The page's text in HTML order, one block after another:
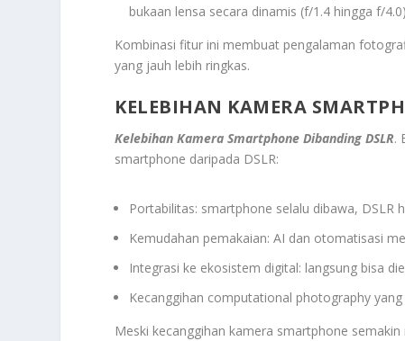
bukaan lensa secara dinamis (f/1.4 hingga f/
Kombinasi fitur ini membuat pengalaman
yang jauh lebih ringkas.
KELEBIHAN KAMERA
Kelebihan Kamera Smartphone Dibanding DSLR.
smartphone daripada DSLR:
Portabilitas: smartphone selalu dibawa, DSLR
Kemudahan pemakaian: AI dan otomatisasi
Integrasi ke ekosistem digital: langsung bisa
Kecanggihan computational photography
Meski kecanggihan kamera smartphone